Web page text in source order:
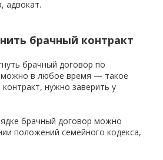
адвокат.
брачный контракт
брачный договор по
можно в любое время — такое
нужно заверить у
брачный договор можно
положений семейного кодекса,